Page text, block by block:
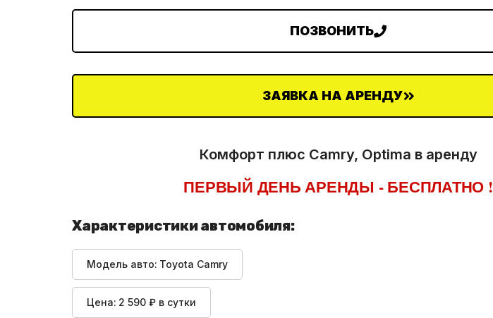
ПОЗВОНИТЬ
ЗАЯВКА НА АРЕНДУ
Комфорт плюс Camry, Optima в аренду
ПЕРВЫЙ ДЕНЬ АРЕНДЫ - БЕСПЛАТНО !
Характеристики автомобиля:
Модель авто: Toyota Camry
Цена: 2 590 ₽ в сутки